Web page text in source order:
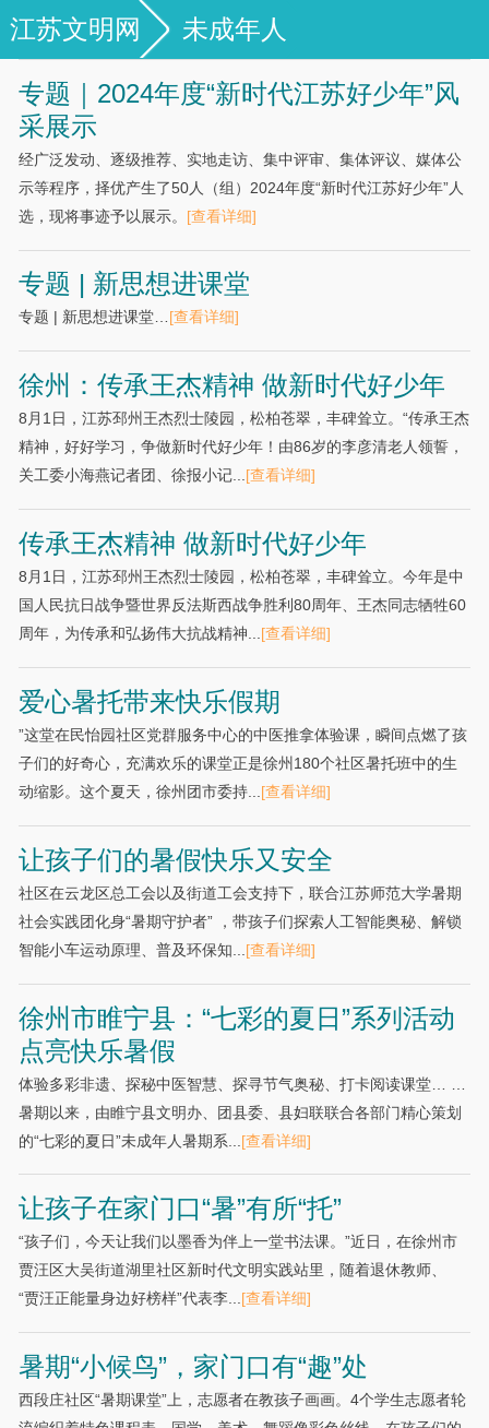
江苏文明网 未成年人
专题｜2024年度“新时代江苏好少年”风
采展示
经广泛发动、逐级推荐、实地走访、集中评审、集体评议、媒体公
示等程序，择优产生了50人（组）2024年度“新时代江苏好少年”人
选，现将事迹予以展示。 [查看详细]
专题 | 新思想进课堂
专题 | 新思想进课堂…[查看详细]
徐州：传承王杰精神 做新时代好少年
8月1日，江苏邳州王杰烈士陵园，松柏苍翠，丰碑耸立。“传承王杰
精神，好好学习，争做新时代好少年！由86岁的李彦清老人领誓，
关工委小海燕记者团、徐报小记...[查看详细]
传承王杰精神 做新时代好少年
8月1日，江苏邳州王杰烈士陵园，松柏苍翠，丰碑耸立。今年是中
国人民抗日战争暨世界反法斯西战争胜利80周年、王杰同志牺牲60
周年，为传承和弘扬伟大抗战精神... [查看详细]
爱心暑托带来快乐假期
”这堂在民怡园社区党群服务中心的中医推拿体验课，瞬间点燃了孩
子们的好奇心，充满欢乐的课堂正是徐州180个社区暑托班中的生
动缩影。这个夏天，徐州团市委持... [查看详细]
让孩子们的暑假快乐又安全
社区在云龙区总工会以及街道工会支持下，联合江苏师范大学暑期
社会实践团化身“暑期守护者” ，带孩子们探索人工智能奥秘、解锁
智能小车运动原理、普及环保知... [查看详细]
徐州市睢宁县：“七彩的夏日”系列活动
点亮快乐暑假
体验多彩非遗、探秘中医智慧、探寻节气奥秘、打卡阅读课堂… …
暑期以来，由睢宁县文明办、团县委、县妇联联合各部门精心策划
的“七彩的夏日”未成年人暑期系... [查看详细]
让孩子在家门口“暑”有所“托”
“孩子们，今天让我们以墨香为伴上一堂书法课。”近日，在徐州市
贾汪区大吴街道湖里社区新时代文明实践站里，随着退休教师、
“贾汪正能量身边好榜样”代表李...[查看详细]
暑期“小候鸟”，家门口有“趣”处
西段庄社区“暑期课堂”上，志愿者在教孩子画画。4个学生志愿者轮